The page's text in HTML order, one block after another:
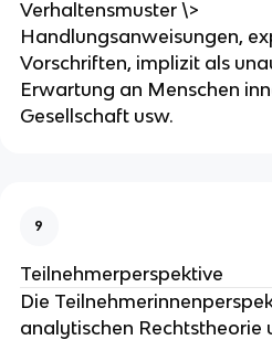
Verhaltensmuster \>
Handlungsanweisungen,
Vorschriften, implizit als
Erwartung an Menschen
Gesellschaft usw.
9
Teilnehmerperspektive
Die
analytischen Rechtstheorie